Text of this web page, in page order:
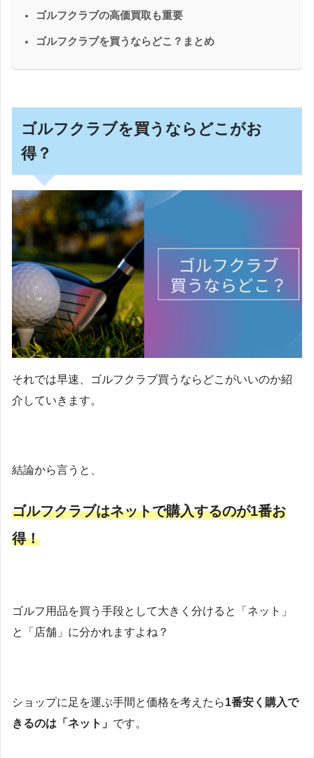
ゴルフクラブの高価買取も重要
ゴルフクラブを買うならどこ？まとめ
ゴルフクラブを買うならどこがお
得？
それでは早速、ゴルフクラブ買うならどこがいいのか紹
介していきます。
結論から言うと、
ゴルフクラブはネットで購入するのが1番お
得！
ゴルフ用品を買う手段として大きく分けると「ネット」
と「店舗」に分かれますよね？
ショップに足を運ぶ手間と価格を考えたら1番安く購入で
きるのは「ネット」 です。